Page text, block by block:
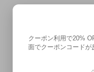
クーポン利用で20%
面でクーポンコード